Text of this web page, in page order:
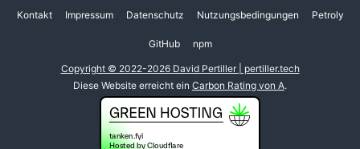
Kontakt Impressum Datenschutz Nutzungsbedingungen Petroly
GitHub npm
Copyright © 2022-2026 David Pertiller | pertiller.tech
Diese Website erreicht ein Carbon Rating von A.